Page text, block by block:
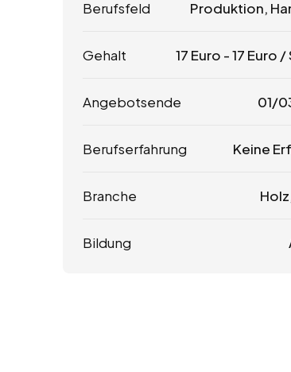
Berufsfeld Produktion,
Gehalt 17 Euro -17 Euro /
Angebotsende 01/
Berufserfahrung Keine
Branche
Bildung